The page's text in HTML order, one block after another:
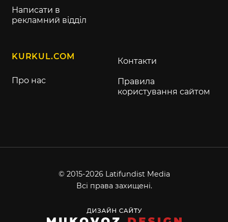
Написати в
рекламний відділ
KURKUL.COM
Про нас
Контакти
Правила
користування сайтом
© 2015-2026 Latifundist Media
Всі права захищені.